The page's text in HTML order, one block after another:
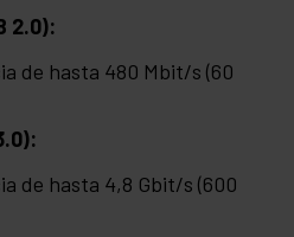
2.0):
de hasta 480 Mbit/s (60
de hasta 4,8 Gbit/s (600